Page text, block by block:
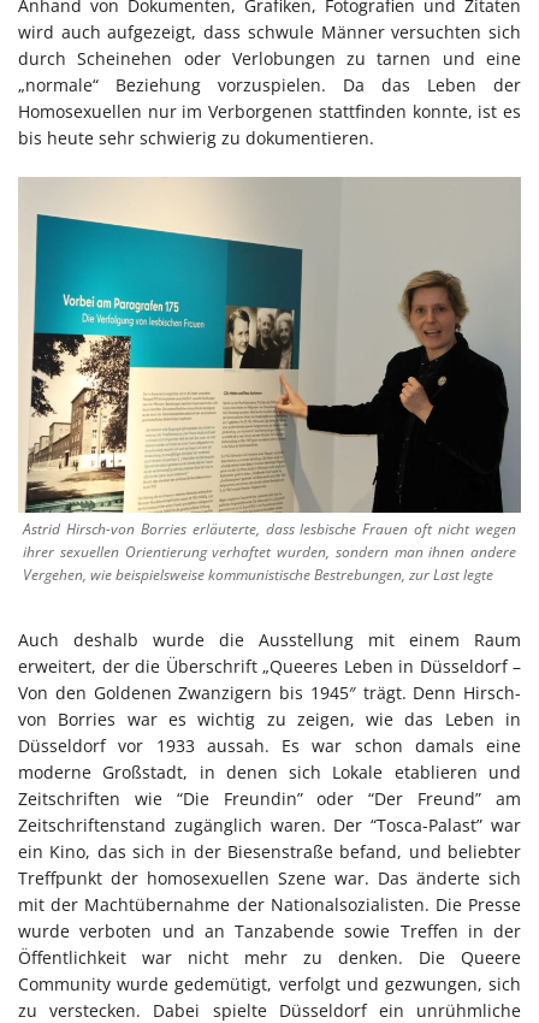
Anhand von Dokumenten, Grafiken, Fotografien und Zitaten
wird auch aufgezeigt, dass schwule Männer versuchten sich
durch Scheinehen oder Verlobungen zu tarnen und eine
„normale“ Beziehung vorzuspielen. Da das Leben der
Homosexuellen nur im Verborgenen stattfinden konnte, ist es
bis heute sehr schwierig zu dokumentieren.
Astrid Hirsch-von Borries erläuterte, dass lesbische Frauen oft nicht wegen
ihrer sexuellen Orientierung verhaftet wurden, sondern man ihnen andere
Vergehen, wie beispielsweise kommunistische Bestrebungen, zur Last legte
Auch deshalb wurde die Ausstellung mit einem Raum
erweitert, der die Überschrift „Queeres Leben in Düsseldorf –
Von den Goldenen Zwanzigern bis 1945″ trägt. Denn Hirsch-
von Borries war es wichtig zu zeigen, wie das Leben in
Düsseldorf vor 1933 aussah. Es war schon damals eine
moderne Großstadt, in denen sich Lokale etablieren und
Zeitschriften wie “Die Freundin” oder “Der Freund” am
Zeitschriftenstand zugänglich waren. Der “Tosca-Palast” war
ein Kino, das sich in der Biesenstraße befand, und beliebter
Treffpunkt der homosexuellen Szene war. Das änderte sich
mit der Machtübernahme der Nationalsozialisten. Die Presse
wurde verboten und an Tanzabende sowie Treffen in der
Öffentlichkeit war nicht mehr zu denken. Die Queere
Community wurde gedemütigt, verfolgt und gezwungen, sich
zu verstecken. Dabei spielte Düsseldorf ein unrühmliche